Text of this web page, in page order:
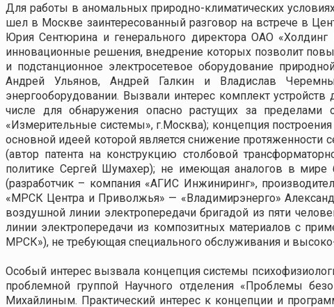
Для работы в аномальных природно-климатических
шел в Москве заинтересованный разговор на встрече в
Юрия Сентюрина и генерального директора ОАО
инновационные решения, внедрение которых позволит
и подстанционное электросетевое оборудование
Андрей Ульянов, Андрей Галкин и Владислав
энергооборудовании. Вызвали интерес комплект
числе для обнаружения опасно растущих за
«Измерительные системы», г.Москва); концепция
основной идеей которой является снижение
(автор патента на конструкцию столбовой
политике Сергей Шумахер); не имеющая аналогов в мире
(разработчик – компания «АГИС Инжиниринг»,
«МРСК Центра и Приволжья» — «Владимирэнерго»
воздушной линии электропередачи бригадой из пяти
линии электропередачи из композитных материалов с
МРСК»), не требующая специального обслуживания и
Особый интерес вызвала концепция системы
проблемной группой Научного отделения «Проблемы
Михайлиным. Практический интерес к концепции и